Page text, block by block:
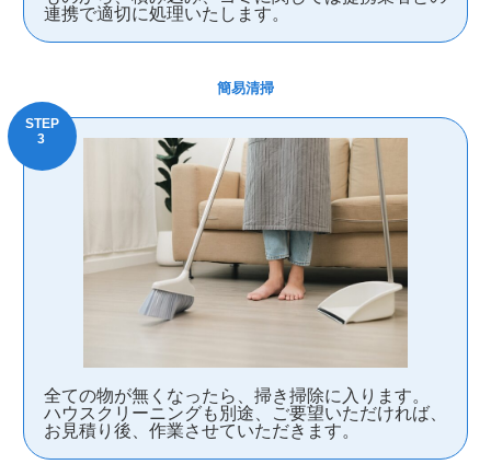
連携で適切に処理いたします。
簡易清掃
全ての物が無くなったら、掃き掃除に入ります。
ハウスクリーニングも別途、ご要望いただければ、
お見積り後、作業させていただきます。